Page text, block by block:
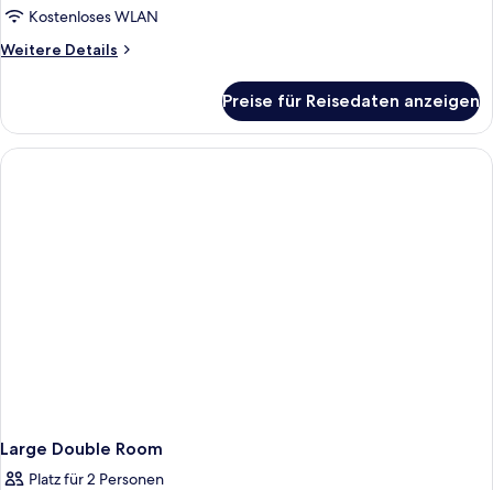
Kostenloses WLAN
Weitere Details
Weitere
(Suite)
Preise für Reisedaten anzeigen
Large Double Room
Platz für 2 Personen